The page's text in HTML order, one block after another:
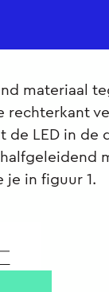
materiaal
rechterkant
de LED in de
je in figuur 1.